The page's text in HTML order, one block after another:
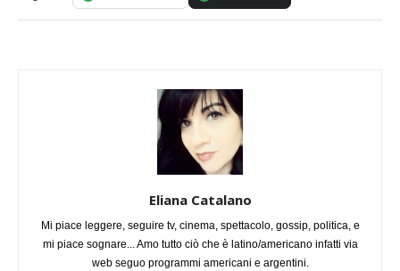
Eliana Catalano
Mi piace leggere, seguire tv, cinema, spettacolo, gossip, politica, e
mi piace sognare... Amo tutto ciò che è latino/americano infatti via
web seguo programmi americani e argentini.